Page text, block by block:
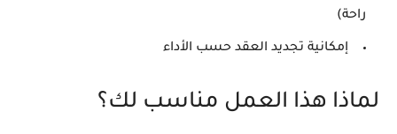
راحة)
إمكانية تجديد العقد حسب الأداء
لماذا هذا العمل مناسب لك؟